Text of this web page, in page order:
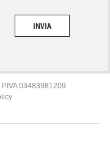
INVIA
03483981209